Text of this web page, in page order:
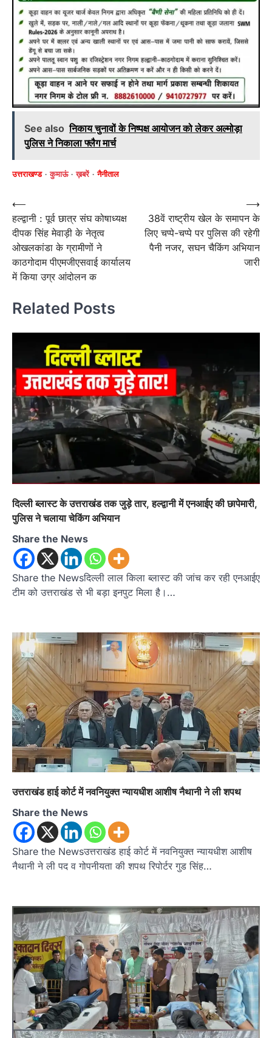
See also निकाय चुनावों के निष्पक्ष आयोजन को लेकर अल्मोड़ा
पुलिस ने निकाला फ्लैग मार्च
उत्तराखण्ड कुमाऊं ख़बरें नैनीताल
Post
navigation
⟵
हल्द्वानी : पूर्व छात्र संघ कोषाध्यक्ष
दीपक सिंह मेवाड़ी के नेतृत्व
ओखलकांडा के ग्रामीणों ने
काठगोदाम पीएमजीएसवाई कार्यालय
में किया उग्र आंदोलन क
38वें राष्ट्रीय खेल के समापन के
लिए चप्पे-चप्पे पर पुलिस की रहेगी
पैनी नजर, सघन चैकिंग अभियान
जारी
⟶
Related Posts
दिल्ली ब्लास्ट के उत्तराखंड तक जुड़े तार, हल्द्वानी में एनआईए की छापेमारी,
पुलिस ने चलाया चेकिंग अभियान
Share the News
Share the Newsदिल्ली लाल किला ब्लास्ट की जांच कर रही एनआईए
टीम को उत्तराखंड से भी बड़ा इनपुट मिला है।…
उत्तराखंड हाई कोर्ट में नवनियुक्त न्यायधीश आशीष नैथानी ने ली शपथ
Share the News
Share the Newsउत्तराखंड हाई कोर्ट में नवनियुक्त न्यायधीश आशीष
नैथानी ने ली पद व गोपनीयता की शपथ रिपोर्टर गुड सिंह…
2
उत्तराखण्ड कुमाऊं ख़बरें
रानीखेत में शिक्षा-स्वास्थ्य व्यवस्था पर फूटा
फूंका
भतरोजखान में कांग्रेस का प्रदर्शन, स्वास्थ्य मंत्री व शिक्षा
मंत्री का फूंका पुतला 'विद्यालयों में…
3
अल्मोड़ा उत्तराखण्ड कुमाऊं ख़बरें
बनाने का लिया संकल्प
Admin August 6, 2026
संगठन विस्तार के तहत कई नई नियुक्तियां, बूथ स्तर तक
संगठन मजबूत करने और युवाओं…
अल्मोड़ा उत्तराखण्ड कुमाऊं ख़बरें
चौखुटिया में सेवा पखवाड़ा शिविर: 954 लोगों ने
लिया लाभ, 191 में से 182 शिकायतों का मौके
पर हुआ निस्तारण
Admin August 5, 2026